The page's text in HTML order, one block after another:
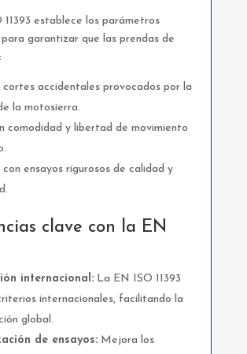
establece los parámetros
garantizar que las prendas de
cortes accidentales provocados por la
la motosierra.
comodidad y libertad de movimiento
con ensayos rigurosos de calidad y
clave con la EN
internacional:La EN ISO 11393
internacionales, facilitando la
global.
de ensayos:Mejora los